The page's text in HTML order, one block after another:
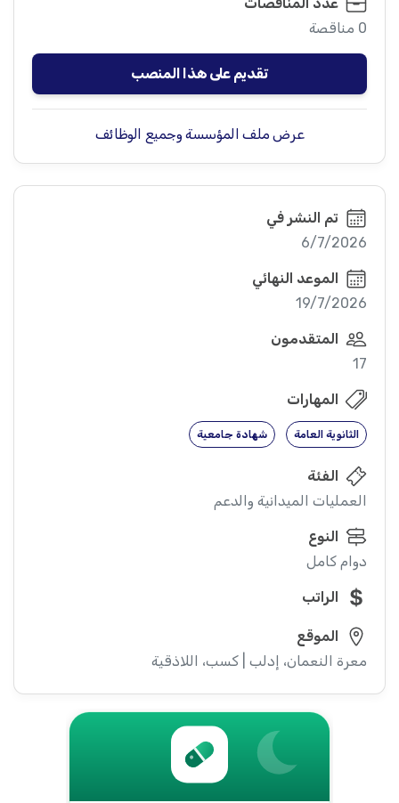
0 مناقصة
تقديم على هذا المنصب
عرض ملف المؤسسة وجميع الوظائف
تم النشر في
6/7/2026
الموعد النهائي
19/7/2026
المتقدمون
17
المهارات
الثانوية العامة شهادة جامعية
الفئة
العمليات الميدانية والدعم
النوع
دوام كامل
الراتب
الموقع
معرة النعمان، إدلب | كسب، اللاذقية